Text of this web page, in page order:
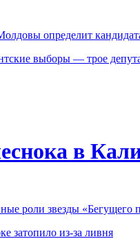
определит
выборы — трое
в
роли звезды «Бегущего
затопило из-за ливня